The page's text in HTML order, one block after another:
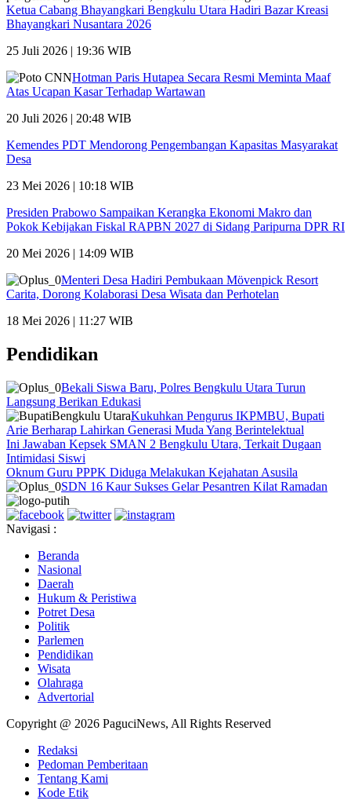
Ketua Cabang Bhayangkari Bengkulu Utara Hadiri Bazar Kreasi
Bhayangkari Nusantara 2026
25 Juli 2026 | 19:36 WIB
Hotman Paris Hutapea Secara Resmi Meminta Maaf
Atas Ucapan Kasar Terhadap Wartawan
20 Juli 2026 | 20:48 WIB
Kemendes PDT Mendorong Pengembangan Kapasitas Masyarakat
Desa
23 Mei 2026 | 10:18 WIB
Presiden Prabowo Sampaikan Kerangka Ekonomi Makro dan
Pokok Kebijakan Fiskal RAPBN 2027 di Sidang Paripurna DPR RI
20 Mei 2026 | 14:09 WIB
Menteri Desa Hadiri Pembukaan Mövenpick Resort
Carita, Dorong Kolaborasi Desa Wisata dan Perhotelan
18 Mei 2026 | 11:27 WIB
Pendidikan
Bekali Siswa Baru, Polres Bengkulu Utara Turun
Langsung Berikan Edukasi
Kukuhkan Pengurus IKPMBU, Bupati
Arie Berharap Lahirkan Generasi Muda Yang Berintelektual
Ini Jawaban Kepsek SMAN 2 Bengkulu Utara, Terkait Dugaan
Intimidasi Siswi
Oknum Guru PPPK Diduga Melakukan Kejahatan Asusila
SDN 16 Kaur Sukses Gelar Pesantren Kilat Ramadan
Navigasi :
Beranda
Nasional
Daerah
Hukum & Peristiwa
Potret Desa
Politik
Parlemen
Pendidikan
Wisata
Olahraga
Advertorial
Copyright @ 2026 PaguciNews, All Rights Reserved
Redaksi
Pedoman Pemberitaan
Tentang Kami
Kode Etik